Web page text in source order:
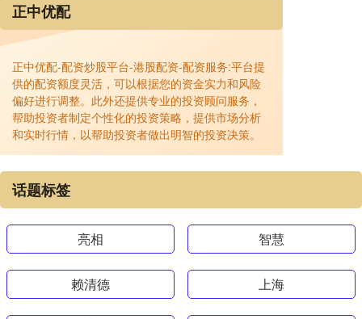
正中优配
正中优配-配资炒股平台-港股配资-配资服务:平台提
供的配资额度灵活，可以根据您的资金实力和风险
偏好进行调整。此外还提供专业的投资顾问服务，
帮助投资者制定个性化的投资策略，提供市场分析
和实时行情，以帮助投资者做出明智的投资决策。
话题标签
亮相 智慧
赖清德 上海